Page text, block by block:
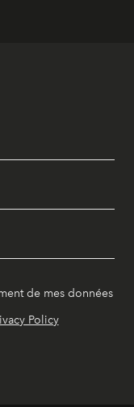
de mes données
Policy